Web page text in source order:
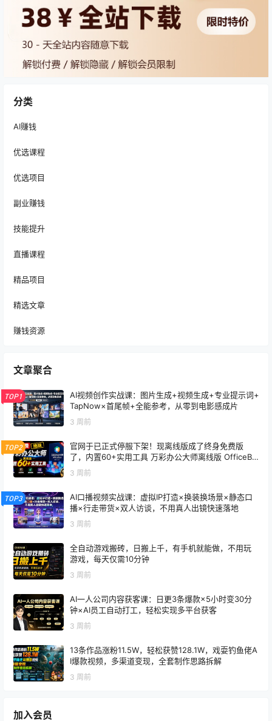
分类
AI赚钱
优选课程
优选项目
副业赚钱
技能提升
直播课程
精品项目
精选文章
赚钱资源
文章聚合
TOP1
AI视频创作实战课：图片生成+视频生成+专业提示词+
TapNow×首尾帧+全能参考，从零到电影感成片
3 周前
TOP2
官网于已正式停服下架！现离线版成了终身免费版
了，内置60+实用工具 万彩办公大师离线版 OfficeBo
3 周前
TOP3
AI口播视频实战课：虚拟IP打造×换装换场景×静态口
播×行走带货×双人访谈，不用真人出镜快速落地
3 周前
全自动游戏搬砖，日搬上千，有手机就能做，不用玩
游戏，每天仅需10分钟
3 周前
AI一人公司内容获客课：日更3条爆款×5小时变30分
钟×AI员工自动打工，轻松实现多平台获客
3 周前
13条作品涨粉11.5W，轻松获赞128.1W，戏耍钓鱼佬A
I爆款视频，多渠道变现，全套制作思路拆解
3 周前
加入会员